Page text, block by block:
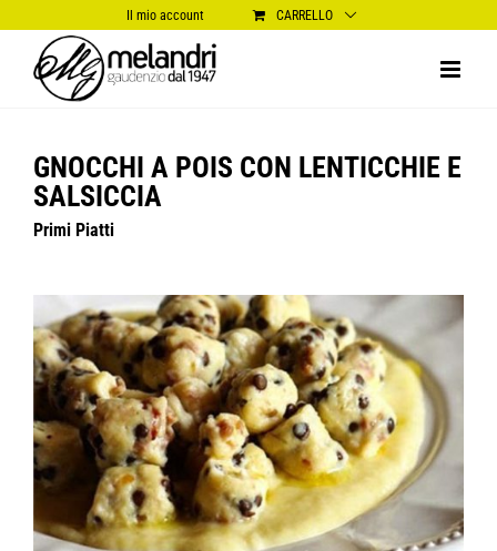
al
contenuto
Il mio account CARRELLO
GNOCCHI A POIS CON LENTICCHIE E
SALSICCIA
Primi Piatti